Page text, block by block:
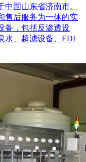
国山东省济南市。
售后服务为一体的实
备，包括反渗透设
水、超滤设备、EDI